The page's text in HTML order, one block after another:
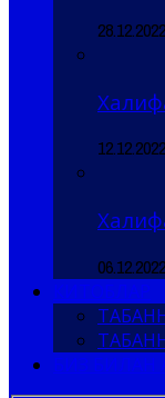
28.12.2022
12.12.2022
06.12.2022